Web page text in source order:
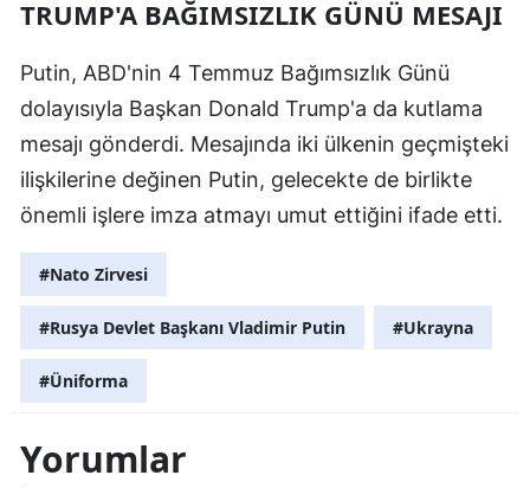
TRUMP'A BAĞIMSIZLIK GÜNÜ MESAJI
Putin, ABD'nin 4 Temmuz Bağımsızlık Günü
dolayısıyla Başkan Donald Trump'a da kutlama
mesajı gönderdi. Mesajında iki ülkenin geçmişteki
ilişkilerine değinen Putin, gelecekte de birlikte
önemli işlere imza atmayı umut ettiğini ifade etti.
#Nato Zirvesi
#Rusya Devlet Başkanı Vladimir Putin #Ukrayna
#Üniforma
Yorumlar